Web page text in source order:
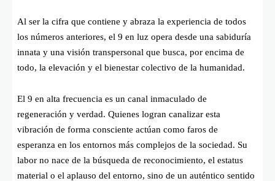
Al ser la cifra que contiene y abraza la experiencia de todos
los números anteriores, el 9 en luz opera desde una sabiduría
innata y una visión transpersonal que busca, por encima de
todo, la elevación y el bienestar colectivo de la humanidad.
El 9 en alta frecuencia es un canal inmaculado de
regeneración y verdad. Quienes logran canalizar esta
vibración de forma consciente actúan como faros de
esperanza en los entornos más complejos de la sociedad. Su
labor no nace de la búsqueda de reconocimiento, el estatus
material o el aplauso del entorno, sino de un auténtico sentido